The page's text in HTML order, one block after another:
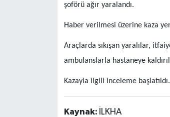
şoförü ağır yaralandı.
Haber verilmesi üzerine kaza
Araçlarda sıkışan yaralılar,
ambulanslarla hastaneye
Kazayla ilgili inceleme başlatıldı.
Kaynak: İLKHA